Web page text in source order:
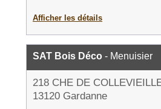
Afficher les détails
SAT Bois Déco - Menuisier
218 CHE DE
13120 Gardanne